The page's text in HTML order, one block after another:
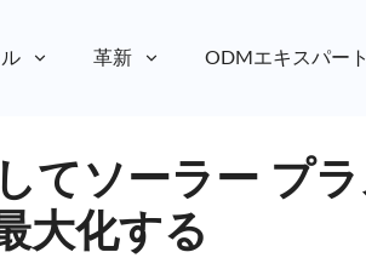
革新 ODMエキスパート
てソーラー プ
大化する